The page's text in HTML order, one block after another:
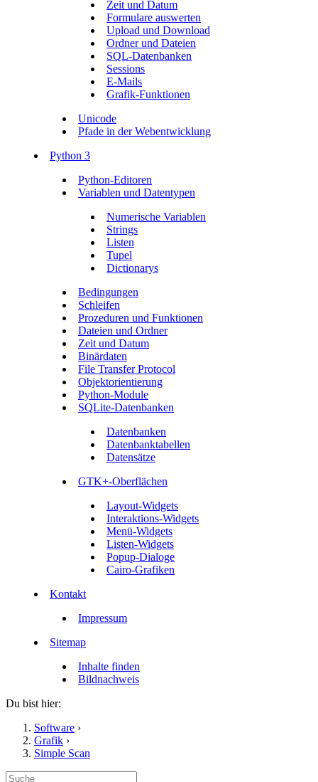
Zeit und Datum
Formulare auswerten
Upload und Download
Ordner und Dateien
SQL-Datenbanken
Sessions
E-Mails
Grafik-Funktionen
Unicode
Pfade in der Webentwicklung
Python 3
Python-Editoren
Variablen und Datentypen
Numerische Variablen
Strings
Listen
Tupel
Dictionarys
Bedingungen
Schleifen
Prozeduren und Funktionen
Dateien und Ordner
Zeit und Datum
Binärdaten
File Transfer Protocol
Objektorientierung
Python-Module
SQLite-Datenbanken
Datenbanken
Datenbanktabellen
Datensätze
GTK+-Oberflächen
Layout-Widgets
Interaktions-Widgets
Menü-Widgets
Listen-Widgets
Popup-Dialoge
Cairo-Grafiken
Kontakt
Impressum
Sitemap
Inhalte finden
Bildnachweis
Du bist hier:
Software ›
Grafik ›
Simple Scan